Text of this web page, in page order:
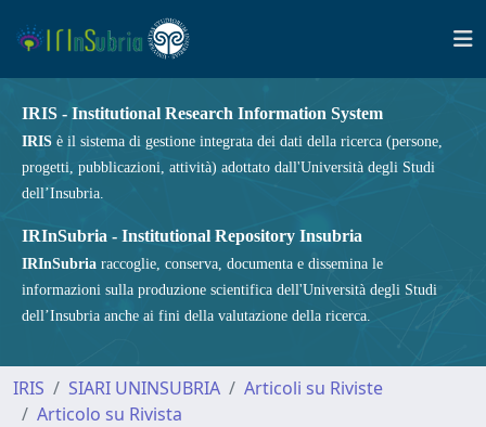
IRIS - Institutional Research Information System
IRIS è il sistema di gestione integrata dei dati della ricerca (persone,
progetti, pubblicazioni, attività) adottato dall'Università degli Studi
dell’Insubria.
IRInSubria - Institutional Repository Insubria
IRInSubria raccoglie, conserva, documenta e dissemina le
informazioni sulla produzione scientifica dell'Università degli Studi
dell’Insubria anche ai fini della valutazione della ricerca.
IRIS SIARI UNINSUBRIA
Articoli su Riviste
Articolo su Rivista